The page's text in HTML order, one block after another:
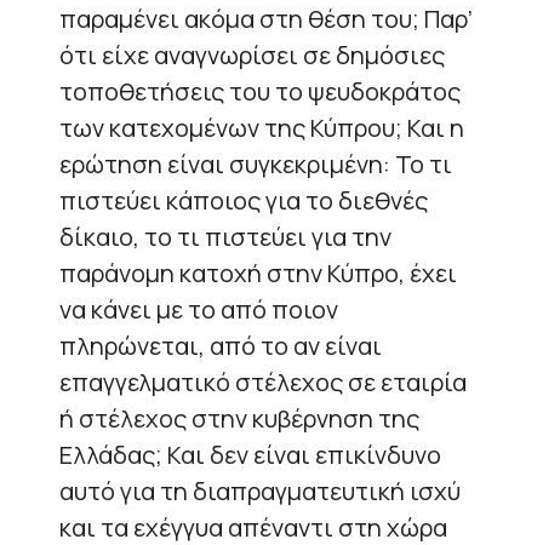
παραμένει ακόμα στη θέση του; Παρ’
ότι είχε αναγνωρίσει σε δημόσιες
τοποθετήσεις του το ψευδοκράτος
των κατεχομένων της Κύπρου; Και η
ερώτηση είναι συγκεκριμένη: Το τι
πιστεύει κάποιος για το διεθνές
δίκαιο, το τι πιστεύει για την
παράνομη κατοχή στην Κύπρο, έχει
να κάνει με το από ποιον
πληρώνεται, από το αν είναι
επαγγελματικό στέλεχος σε εταιρία
ή στέλεχος στην κυβέρνηση της
Ελλάδας; Και δεν είναι επικίνδυνο
αυτό για τη διαπραγματευτική ισχύ
και τα εχέγγυα απέναντι στη χώρα